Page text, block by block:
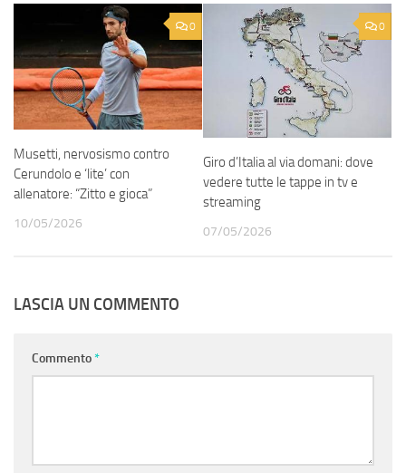
0
Musetti, nervosismo contro
Cerundolo e ‘lite’ con
allenatore: “Zitto e gioca”
10/05/2026
0
Giro d’Italia al via domani: dove
vedere tutte le tappe in tv e
streaming
07/05/2026
LASCIA UN COMMENTO
Commento*